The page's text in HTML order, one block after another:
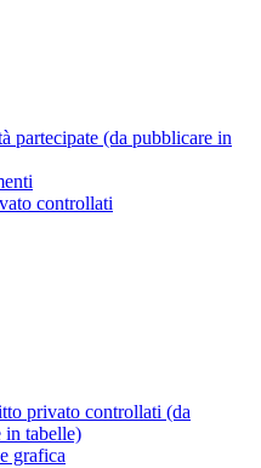
partecipate (da pubblicare in
controllati
privato controllati (da
in tabelle)
grafica